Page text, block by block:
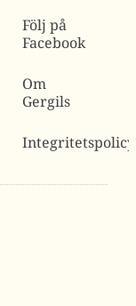
Följ på
Facebook
Om
Gergils
Integritetspolicy